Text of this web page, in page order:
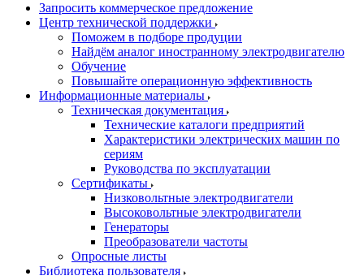
Запросить коммерческое предложение
Центр технической поддержки
Поможем в подборе продуции
Найдём аналог иностранному электродвигателю
Обучение
Повышайте операционную эффективность
Информационные материалы
Техническая документация
Технические каталоги предприятий
Характеристики электрических машин по
сериям
Руководства по эксплуатации
Сертификаты
Низковольтные электродвигатели
Высоковольтные электродвигатели
Генераторы
Преобразователи частоты
Опросные листы
Библиотека пользователя